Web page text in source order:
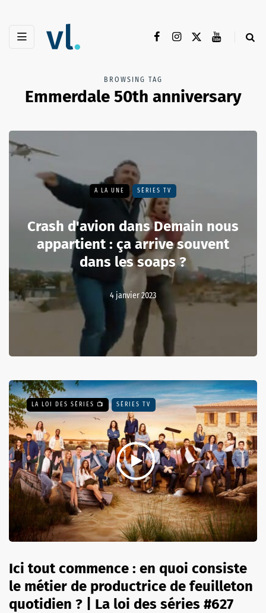
BROWSING TAG
Emmerdale 50th anniversary
A LA UNE SÉRIES TV
Crash d'avion dans Demain nous
appartient : ça arrive souvent
dans les soaps ?
4 janvier 2023
LA LOI DES SÉRIES 📺 SÉRIES TV
Ici tout commence : en quoi consiste
le métier de productrice de feuilleton
quotidien ? | La loi des séries #627